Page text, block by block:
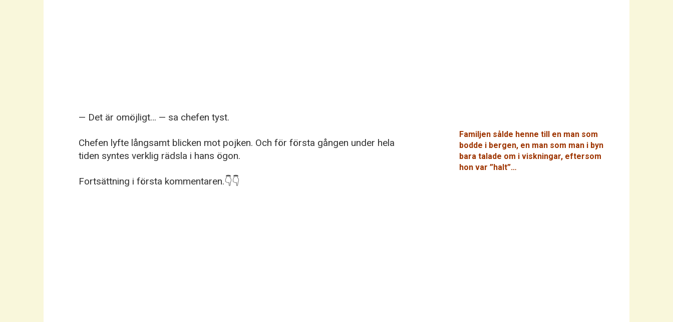
— Det är omöjligt… — sa chefen tyst.
Chefen lyfte långsamt blicken mot pojken. Och för första gången under hela
tiden syntes verklig rädsla i hans ögon.
Fortsättning i första kommentaren.👇👇
Familjen sålde henne till en man som
bodde i bergen, en man som man i byn
bara talade om i viskningar, eftersom
hon var ”halt”…